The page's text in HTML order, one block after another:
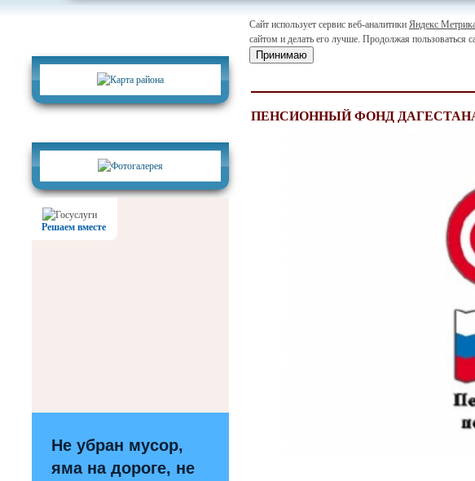
Решаем вместе
Не убран мусор,
яма на дороге, не
Сайт использует сервис веб-аналитики Яндекс
сайтом и делать его лучше. Продолжая пользоваться
Принимаю
ПЕНСИОННЫЙ ФОНД